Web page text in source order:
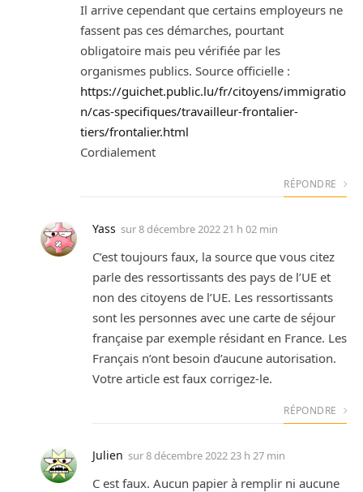
Il arrive cependant que certains employeurs ne
fassent pas ces démarches, pourtant
obligatoire mais peu vérifiée par les
organismes publics. Source officielle :
https://guichet.public.lu/fr/citoyens/immigratio
n/cas-specifiques/travailleur-frontalier-
tiers/frontalier.html
Cordialement
RÉPONDRE
Yass sur8 décembre 2022 21 h 02 min
C’est toujours faux, la source que vous citez
parle des ressortissants des pays de l’UE et
non des citoyens de l’UE. Les ressortissants
sont les personnes avec une carte de séjour
française par exemple résidant en France. Les
Français n’ont besoin d’aucune autorisation.
Votre article est faux corrigez-le.
RÉPONDRE
Julien sur8 décembre 2022 23 h 27 min
C est faux. Aucun papier à remplir ni aucune